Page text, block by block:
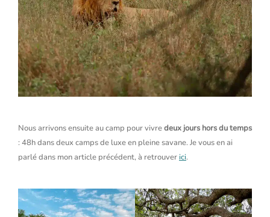
Nous arrivons ensuite au camp pour vivredeux jours hors du temps
: 48h dans deux camps de luxe en pleine savane. Je vous en ai
parlé dans mon article précédent, à retrouverici.